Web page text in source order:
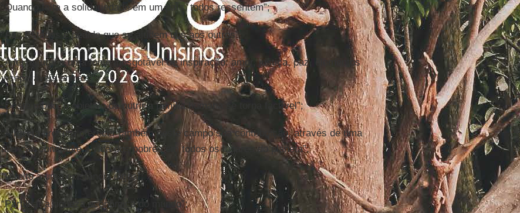
“Quando falta a solidariedade em um país, todos ressentem”;
“Aos Estados é pedido que se ajudem uns aos outros”;
“A lei natural é uma fonte inesgotável de inspiração: amor, justiça, paz, elementos
inseparáveis entre si”;
“Deste modo, o objetivo de nutrir a família humana se torna factível”;
“AIgreja procura oferecer também neste campo sua contribuição, através de uma
atenção constante à vida dos pobres em todos os lugares do planeta”;
“Direito a uma existência digna”;
“Partilhar a riqueza econômica do mundo”;